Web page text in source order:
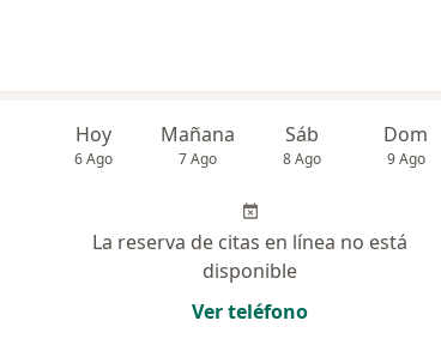
Hoy
6 Ago
Mañana
7 Ago
Sáb
8 Ago
Dom
9 Ago
La reserva de citas en línea no está
disponible
Ver teléfono